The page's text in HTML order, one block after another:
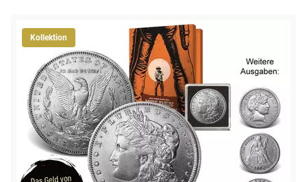
Kollektion